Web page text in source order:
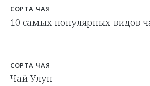
СОРТА ЧАЯ
10 самых популярных видов
СОРТА ЧАЯ
Чай Улун